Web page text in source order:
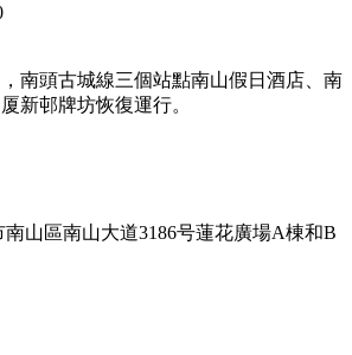
，南頭古城線三個站點南山假日酒店、南
新邨牌坊恢復運行。
南山區南山大道3186号蓮花廣場A棟和B